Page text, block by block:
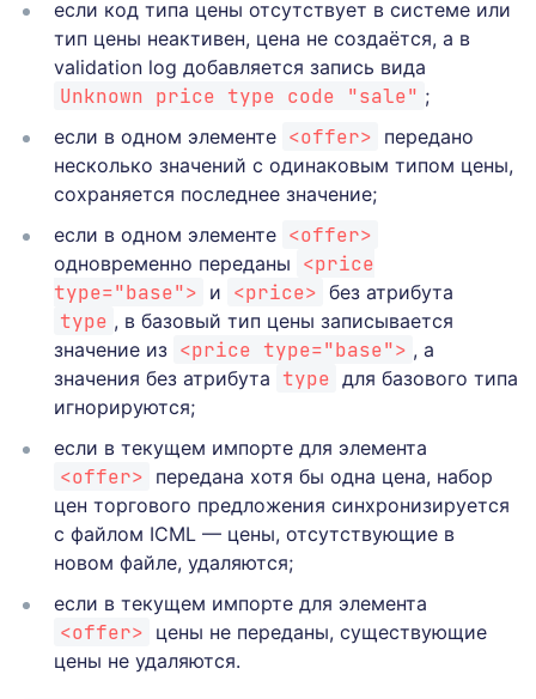
если код типа цены отсутствует в системе или
тип цены неактивен, цена не создаётся, а в
validation log добавляется запись вида
Unknown price type code "sale" ;
если в одном элементе <offer> передано
несколько значений с одинаковым типом цены,
сохраняется последнее значение;
если в одном элементе <offer>
одновременно переданы <price
type="base"> и <price> без атрибута
type , в базовый тип цены записывается
значение из <price type="base"> , а
значения без атрибута type для базового типа
игнорируются;
если в текущем импорте для элемента
<offer> передана хотя бы одна цена, набор
цен торгового предложения синхронизируется
с файлом ICML — цены, отсутствующие в
новом файле, удаляются;
если в текущем импорте для элемента
<offer> цены не переданы, существующие
цены не удаляются.